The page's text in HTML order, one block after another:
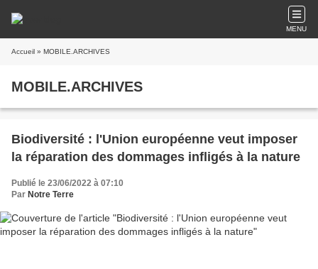
MENU
Accueil » MOBILE.ARCHIVES
MOBILE.ARCHIVES
Biodiversité : l'Union européenne veut imposer
la réparation des dommages infligés à la nature
Publié le 23/06/2022 à 07:10
Par Notre Terre